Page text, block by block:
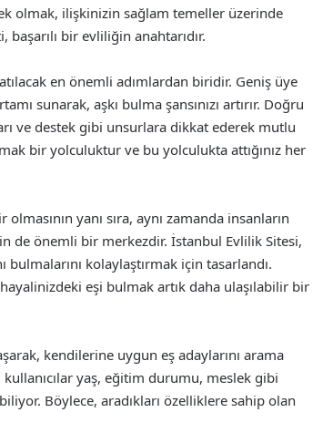
olmak, ilişkinizin sağlam temeller üzerinde
başarılı bir evliliğin anahtarıdır.
en önemli adımlardan biridir. Geniş üye
sunarak, aşkı bulma şansınızı artırır. Doğru
ve destek gibi unsurlara dikkat ederek mutlu
bir yolculuktur ve bu yolculukta attığınız her
yanı sıra, aynı zamanda insanların
de önemli bir merkezdir. İstanbul Evlilik Sitesi,
kolaylaştırmak için tasarlandı.
eşi bulmak artık daha ulaşılabilir bir
kendilerine uygun eş adaylarını arama
yaş, eğitim durumu, meslek gibi
Böylece, aradıkları özelliklere sahip olan